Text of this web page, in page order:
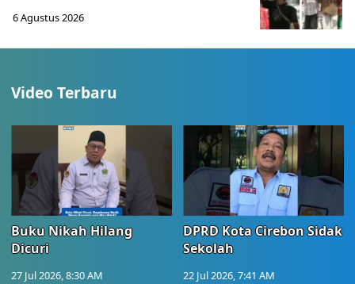
6 Agustus 2026
Video Terbaru
Buku Nikah Hilang
Dicuri
27 Jul 2026, 8:30 AM
DPRD Kota Cirebon Sidak
Sekolah
22 Jul 2026, 7:41 AM